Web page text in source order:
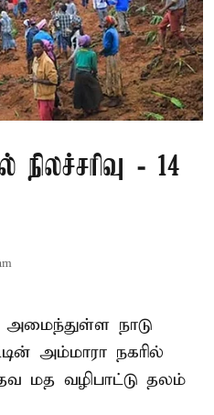
நிலச்சரிவு - 14
அமைந்துள்ள நாடு
அம்மாரா நகரில்
மத வழிபாட்டு தலம்